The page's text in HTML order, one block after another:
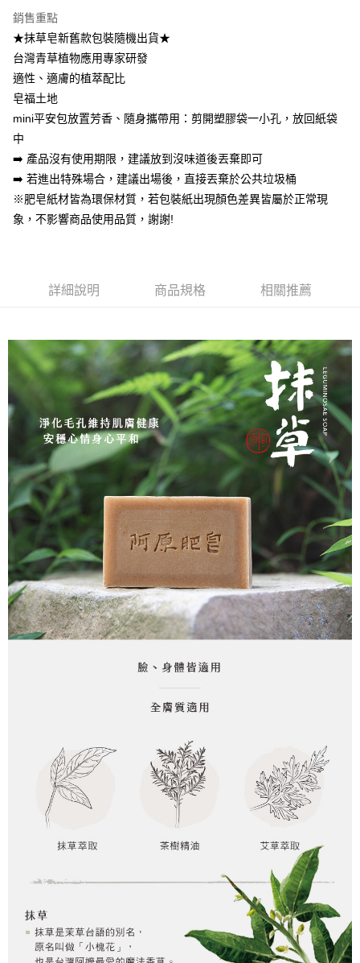
法說明評估內容。
【繳款方式說明】
1.分期款項不併入電信帳單，「大哥付你分期」於每月結算日後寄送繳費提
醒簡訊。
2.透過簡訊連結打開帳單後，可選擇「超商條碼／台灣大直營門市／銀行轉
帳／街口支付／iPASS MONEY」等通路繳費。
【注意事項】
1.本服務係由「台灣大哥大股份有限公司」（以下簡稱本公司）所提供，讓
用戶於交易時，得透過本服務購買商品或服務，並由商店將買賣／分期付款
買賣價金債權讓與本公司後，依約使用本公司帳單繳交帳款。
2.基於同意付款使用「大哥付你分期」之契約關係目的，商店將以您的個人
資料（包含姓名、電話或地址）提供予台灣大哥大進項蒐集、處理及利用，
由本公司與您本人進行分期帳單所需資料之確認、核對及更正。
3.完整用戶服務條款，請詳閱以下連結：
２．便利：只要手機號碼，簡訊認證，即可結帳。
【「AFTEE先享後付」結帳流程】
１．於結帳方式選擇「AFTEE先享後付」後，將跳轉至「AFTEE先享後付」
結帳頁面，進行簡訊認證並確認金額後，即可完成結帳。
２．訂單成立數日內，您將收到繳費通知簡訊。
３．收到繳費通知簡訊後14天內，點擊此簡訊中的連結，可透過四大超商／
購買商品的店家。未經商家同意取消之訂單仍視為有效，需透過AFTEE先享
後付繳納相關費用。
是否繳費成功／繳費後需取消欲退款等相關疑問，請聯繫「AFTEE先享後付
客戶支援中心」https://netprotections.freshdesk.com/support/home
權轉讓予恩沛科技股份有限公司。
「AFTEE先享後付」，若未經同意申辦者引起之損失，本公司不負相關責
任。
４．使用「AFTEE先享後付」時，將依據個別帳號之用戶狀況，依本公司即
時審查核予不同之上限額度；若仍有額度不足之情形，本公司將視審查結果
請求用戶進行身份認證。
５．嚴禁一人註冊多個帳號或使用他人資訊註冊。若發現惡意使用之情形，
恩沛科技股份有限公司將有權停止該用戶之使用額度並採取法律行動。
⭕超取僅提供付款後全家取貨
每筆NT$100，滿NT$1,000(含以上)免運費
❌未開放，選取系統將直接取消訂單❌
每筆NT$999
⭕超取僅提供付款後7-11取貨
每筆NT$100，滿NT$1,000(含以上)免運費
每筆NT$100，滿NT$1,000(含以上)免運費
銷售重點
★抹草皂新舊款包裝隨機出貨★
台灣青草植物應用專家研發
適性、適膚的植萃配比
皂福土地
mini平安包放置芳香、隨身攜帶用：剪開塑膠袋一小孔，放回紙袋
中
➡️ 產品沒有使用期限，建議放到沒味道後丟棄即可
➡️ 若進出特殊場合，建議出場後，直接丟棄於公共垃圾桶
※肥皂紙材皆為環保材質，若包裝紙出現顏色差異皆屬於正常現
象，不影響商品使用品質，謝謝!
詳細說明 商品規格 相關推薦